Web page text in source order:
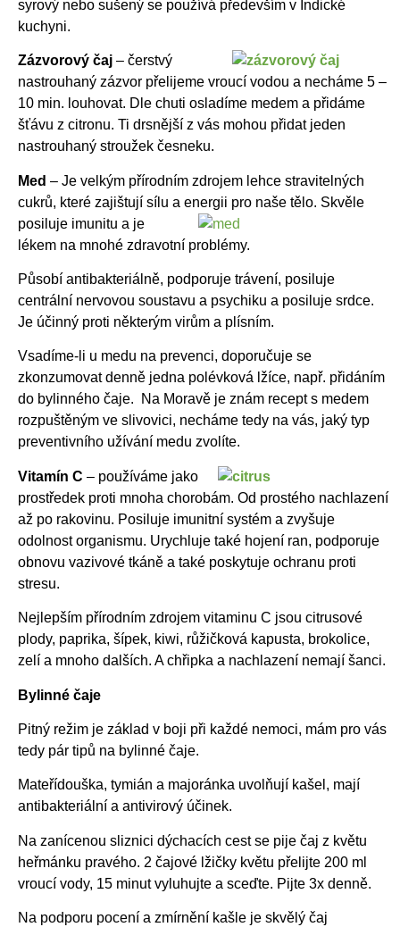
syrový nebo sušený se používá především v Indické
kuchyni.
Zázvorový čaj – čerstvý
nastrouhaný zázvor přelijeme vroucí vodou a necháme 5 –
10 min. louhovat. Dle chuti osladíme medem a přidáme
šťávu z citronu. Ti drsnější z vás mohou přidat jeden
nastrouhaný stroužek česneku.
Med – Je velkým přírodním zdrojem lehce stravitelných
cukrů, které zajištují sílu a energii pro naše tělo. Skvěle
posiluje imunitu a je
lékem na mnohé zdravotní problémy.
Působí antibakteriálně, podporuje trávení, posiluje
centrální nervovou soustavu a psychiku a posiluje srdce.
Je účinný proti některým virům a plísním.
Vsadíme-li u medu na prevenci, doporučuje se
zkonzumovat denně jedna polévková lžíce, např. přidáním
do bylinného čaje. Na Moravě je znám recept s medem
rozpuštěným ve slivovici, necháme tedy na vás, jaký typ
preventivního užívání medu zvolíte.
Vitamín C – používáme jako
prostředek proti mnoha chorobám. Od prostého nachlazení
až po rakovinu. Posiluje imunitní systém a zvyšuje
odolnost organismu. Urychluje také hojení ran, podporuje
obnovu vazivové tkáně a také poskytuje ochranu proti
stresu.
Nejlepším přírodním zdrojem vitaminu C jsou citrusové
plody, paprika, šípek, kiwi, růžičková kapusta, brokolice,
zelí a mnoho dalších. A chřipka a nachlazení nemají šanci.
Bylinné čaje
Pitný režim je základ v boji při každé nemoci, mám pro vás
tedy pár tipů na bylinné čaje.
Mateřídouška, tymián a majoránka uvolňují kašel, mají
antibakteriální a antivirový účinek.
Na zanícenou sliznici dýchacích cest se pije čaj z květu
heřmánku pravého. 2 čajové lžičky květu přelijte 200 ml
vroucí vody, 15 minut vyluhujte a sceďte. Pijte 3x denně.
Na podporu pocení a zmírnění kašle je skvělý čaj